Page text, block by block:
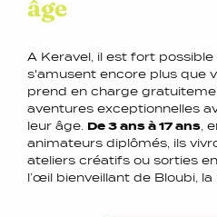
âge
A Keravel, il est fort
s'amusent encore plus que
prend en charge
aventures exceptionnelles
leur âge. De 3 ans à 17 ans,
animateurs diplômés, ils
ateliers créatifs ou sorties
l’œil bienveillant de Bloubi,